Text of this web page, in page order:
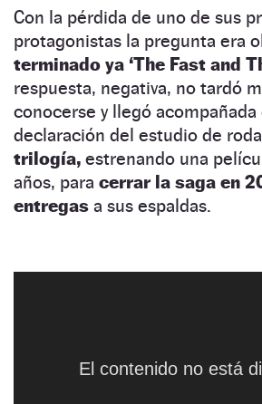
Con la pérdida de uno de sus
protagonistas la pregunta era
terminado ya ‘The Fast and
respuesta, negativa, no tardó
conocerse y llegó acompañada
declaración del estudio de
trilogía, estrenando una
años, para cerrar la saga en
entregas a sus espaldas.
El contenido no está
cuestión ahora es otra: ¿qué